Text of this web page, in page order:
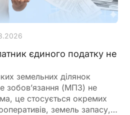
єдиного податку не
земельних ділянок
зобов’язання (МПЗ) не
це стосується окремих
земель запасу,